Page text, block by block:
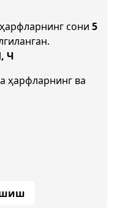
сони 5
Ч
ҳарфларнинг ва